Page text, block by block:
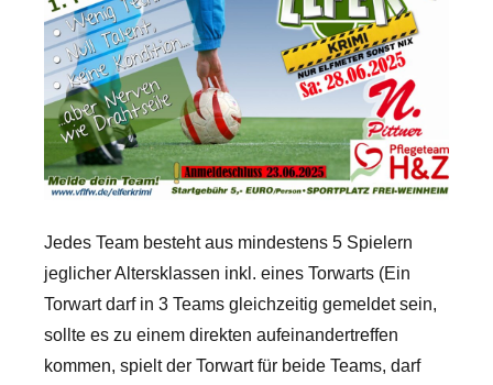
Jedes Team besteht aus mindestens 5 Spielern
jeglicher Altersklassen inkl. eines Torwarts (Ein
Torwart darf in 3 Teams gleichzeitig gemeldet sein,
sollte es zu einem direkten aufeinandertreffen
kommen, spielt der Torwart für beide Teams, darf